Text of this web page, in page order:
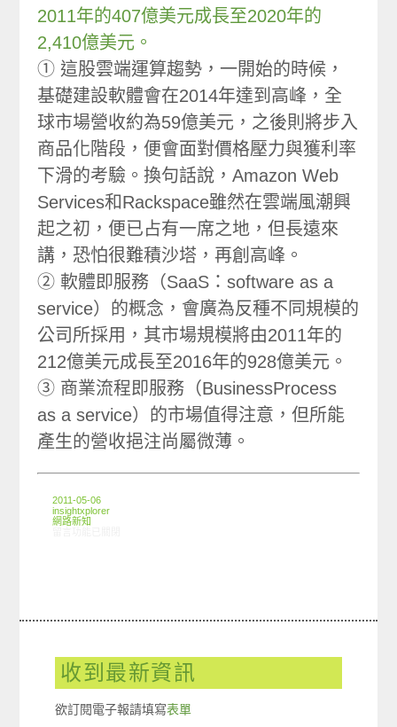
2011年的407億美元成長至2020年的
2,410億美元。
① 這股雲端運算趨勢，一開始的時候，
基礎建設軟體會在2014年達到高峰，全
球市場營收約為59億美元，之後則將步入
商品化階段，便會面對價格壓力與獲利率
下滑的考驗。換句話說，Amazon Web
Services和Rackspace雖然在雲端風潮興
起之初，便已占有一席之地，但長遠來
講，恐怕很難積沙塔，再創高峰。
② 軟體即服務（SaaS：software as a
service）的概念，會廣為反種不同規模的
公司所採用，其市場規模將由2011年的
212億美元成長至2016年的928億美元。
③ 商業流程即服務（BusinessProcess
as a service）的市場值得注意，但所能
產生的營收挹注尚屬微薄。
2011-05-06
insightxplorer
網路新知
收到最新資訊
欲訂閱電子報請填寫表單